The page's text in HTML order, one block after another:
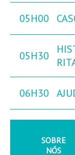
05H00
05H30
06H30
SOBRE
NÓS